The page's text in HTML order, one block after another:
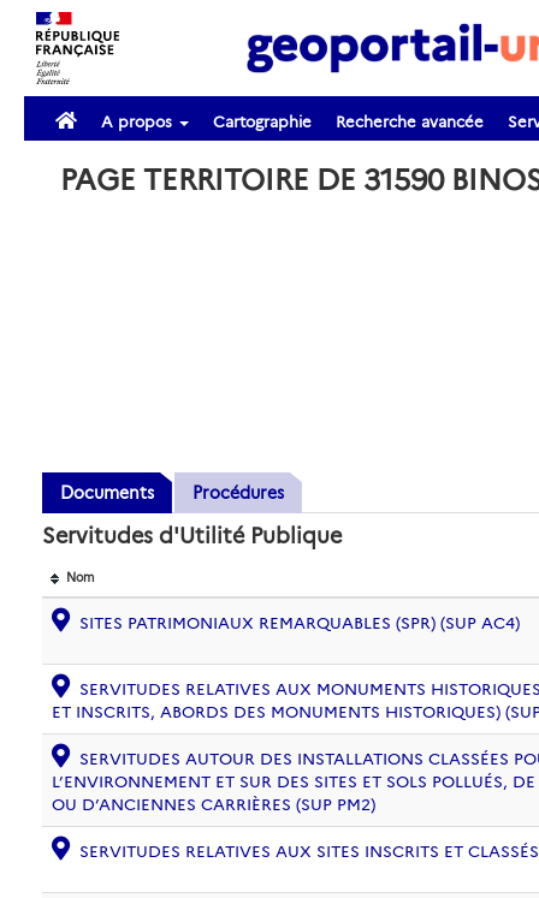
A propos Cartographie Recherche avancée
PAGE TERRITOIRE DE 31590
Documents Procédures
Servitudes d'Utilité Publique
Nom
SITES PATRIMONIAUX REMARQUABLES (SPR) (SUP AC4)
SERVITUDES RELATIVES AUX MONUMENTS
ET INSCRITS, ABORDS DES MONUMENTS HISTORIQUES)
SERVITUDES AUTOUR DES INSTALLATIONS CLASSÉES
L’ENVIRONNEMENT ET SUR DES SITES ET SOLS POLLUÉS,
OU D’ANCIENNES CARRIÈRES (SUP PM2)
SERVITUDES RELATIVES AUX SITES INSCRITS ET